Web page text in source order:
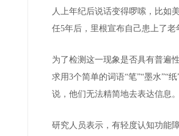
人上年纪后说话变得啰嗦，比如
任5年后，里根宣布自己患上了老
为了检测这一现象是否具有普遍
求用3个简单的词语“笔”“墨水”“
说，他们无法精简地去表达信息
研究人员表示，有轻度认知功能